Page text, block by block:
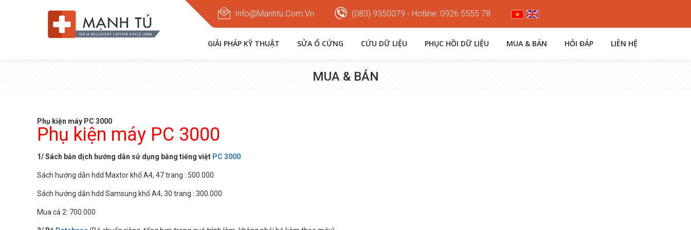
Info@manhtu.com.vn (083) 9350079 - Hotline: 0926 5555 78
GIẢI PHÁP KỸ THUẬT SỬA Ổ CỨNG CỨU DỮ LIỆU PHỤC HỒI DỮ LIỆU MUA & BÁN HỎI ĐÁP LIÊN HỆ
MUA & BÁN
Phụ kiện máy PC 3000
Phụ kiện máy PC 3000
1/ Sách bản dịch hướng dẫn sử dụng bằng tiếng việt PC 3000
Sách hướng dẫn hdd Maxtor khổ A4, 47 trang : 500.000
Sách hướng dẫn hdd Samsung khổ A4, 30 trang : 300.000
Mua cả 2: 700.000